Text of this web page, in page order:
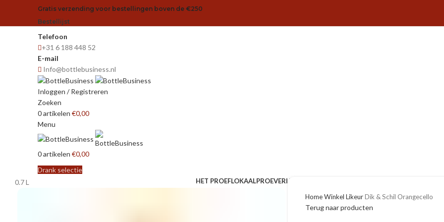
Gratis verzending voor bestellingen boven de €250
Bestellijst
Telefoon
+31 6 188 448 52
E-mail
Info@bottlebusiness.nl
Inloggen / Registreren
Zoeken
0artikelen €0,00
Menu
0artikelen €0,00
Drank selectie
HET PROEFLOKAALPROEVERIJEN
0.7 L
HomeWinkel LikeurDik & Schil Orangecello
Terug naar producten